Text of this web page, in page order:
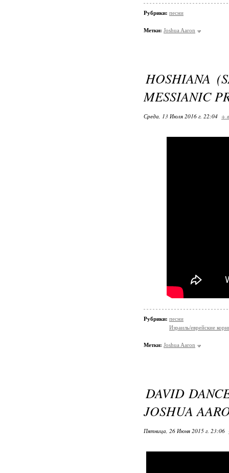
Рубрики: песни
Метки: Joshua Aaron
HOSHIANA
MESSIANIC
Среда, 13 Июля 2016 г. 22:04 +
Рубрики: песни
Израиль/еврейские
Метки: Joshua Aaron
DAVID
JOSHUA
Пятница, 26 Июня 2015 г. 23:06